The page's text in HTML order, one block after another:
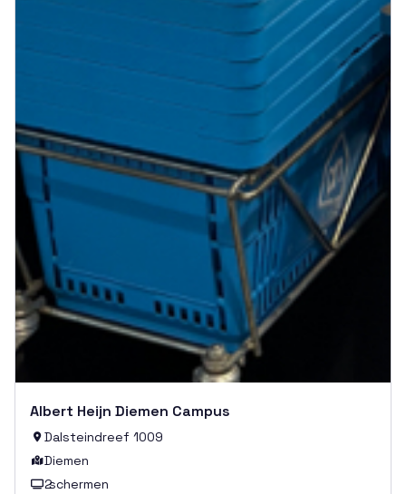
Albert Heijn Diemen Campus
 Dalsteindreef 1009
Diemen
2schermen